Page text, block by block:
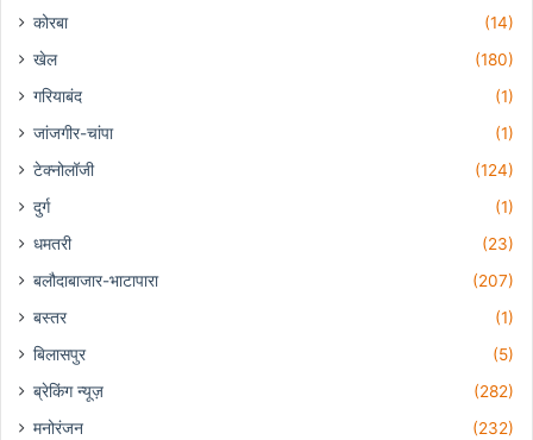
कोरबा
(14)
खेल
(180)
गरियाबंद
(1)
जांजगीर-चांपा
(1)
टेक्नोलॉजी
(124)
दुर्ग
(1)
धमतरी
(23)
बलौदाबाजार-भाटापारा
(207)
बस्तर
(1)
बिलासपुर
(5)
ब्रेकिंग न्यूज़
(282)
मनोरंजन
(232)